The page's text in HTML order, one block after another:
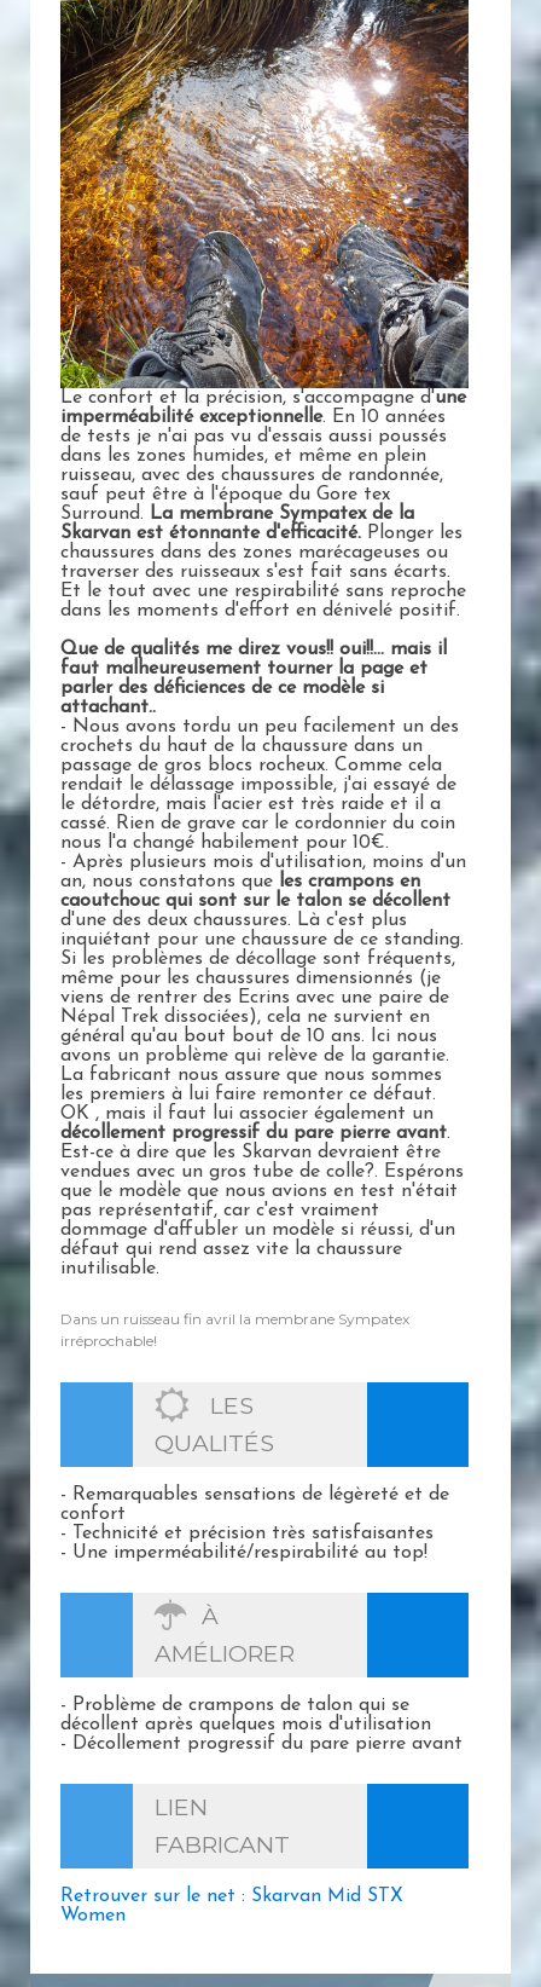
Le confort et la précision, s'accompagne d'une
imperméabilité exceptionnelle. En 10 années
de tests je n'ai pas vu d'essais aussi poussés
dans les zones humides, et même en plein
ruisseau, avec des chaussures de randonnée,
sauf peut être à l'époque du Gore tex
Surround. La membrane Sympatex de la
Skarvan est étonnante d'efficacité. Plonger les
chaussures dans des zones marécageuses ou
traverser des ruisseaux s'est fait sans écarts.
Et le tout avec une respirabilité sans reproche
dans les moments d'effort en dénivelé positif.
Que de qualités me direz vous!! oui!!... mais il
faut malheureusement tourner la page et
parler des déficiences de ce modèle si
attachant..
- Nous avons tordu un peu facilement un des
crochets du haut de la chaussure dans un
passage de gros blocs rocheux. Comme cela
rendait le délassage impossible, j'ai essayé de
le détordre, mais l'acier est très raide et il a
cassé. Rien de grave car le cordonnier du coin
nous l'a changé habilement pour 10€.
- Après plusieurs mois d'utilisation, moins d'un
an, nous constatons que les crampons en
caoutchouc qui sont sur le talon se décollent
d'une des deux chaussures. Là c'est plus
inquiétant pour une chaussure de ce standing.
Si les problèmes de décollage sont fréquents,
même pour les chaussures dimensionnés (je
viens de rentrer des Ecrins avec une paire de
Népal Trek dissociées), cela ne survient en
général qu'au bout bout de 10 ans. Ici nous
avons un problème qui relève de la garantie.
La fabricant nous assure que nous sommes
les premiers à lui faire remonter ce défaut.
OK , mais il faut lui associer également un
décollement progressif du pare pierre avant.
Est-ce à dire que les Skarvan devraient être
vendues avec un gros tube de colle?. Espérons
que le modèle que nous avions en test n'était
pas représentatif, car c'est vraiment
dommage d'affubler un modèle si réussi, d'un
défaut qui rend assez vite la chaussure
inutilisable.
Dans un ruisseau fin avril la membrane Sympatex
irréprochable!
LES
QUALITÉS
- Remarquables sensations de légèreté et de
confort
- Technicité et précision très satisfaisantes
- Une imperméabilité/respirabilité au top!
À
AMÉLIORER
- Problème de crampons de talon qui se
décollent après quelques mois d'utilisation
- Décollement progressif du pare pierre avant
LIEN
FABRICANT
Retrouver sur le net : Skarvan Mid STX
Women